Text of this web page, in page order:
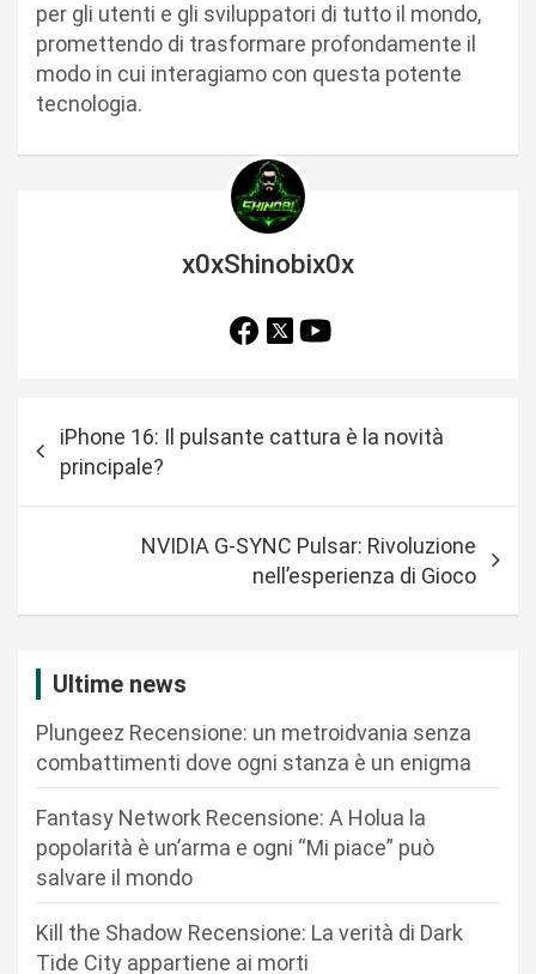
per gli utenti e gli sviluppatori di tutto il mondo,
promettendo di trasformare profondamente il
modo in cui interagiamo con questa potente
tecnologia.
x0xShinobix0x
a
iPhone 16: Il pulsante cattura è la novità
principale?
NVIDIA G-SYNC Pulsar: Rivoluzione
nell’esperienza di Gioco
Ultime news
Plungeez Recensione: un metroidvania senza
combattimenti dove ogni stanza è un enigma
Fantasy Network Recensione: A Holua la
popolarità è un’arma e ogni “Mi piace” può
salvare il mondo
Kill the Shadow Recensione: La verità di Dark
Tide City appartiene ai morti